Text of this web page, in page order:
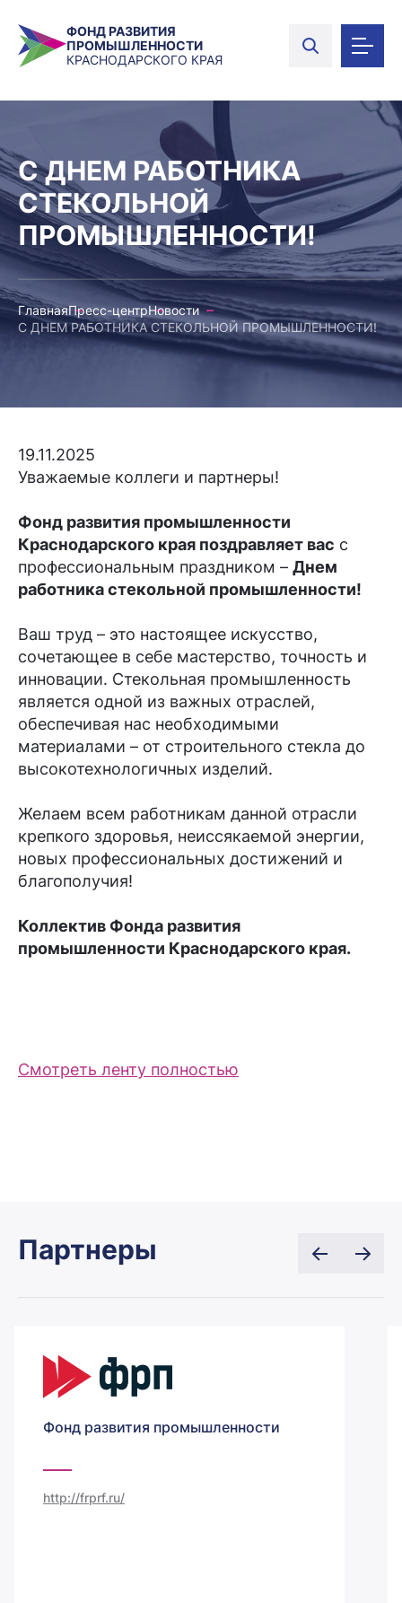
ФОНД РАЗВИТИЯ
ПРОМЫШЛЕННОСТИ
КРАСНОДАРСКОГО КРАЯ
С ДНЕМ РАБОТНИКА
СТЕКОЛЬНОЙ
ПРОМЫШЛЕННОСТИ!
ГлавнаяПресс-центрНовости
С ДНЕМ РАБОТНИКА СТЕКОЛЬНОЙ ПРОМЫШЛЕННОСТИ!
19.11.2025
Уважаемые коллеги и партнеры!
Фонд развития промышленности
Краснодарского края поздравляет вас с
профессиональным праздником – Днем
работника стекольной промышленности!
Ваш труд – это настоящее искусство,
сочетающее в себе мастерство, точность и
инновации. Стекольная промышленность
является одной из важных отраслей,
обеспечивая нас необходимыми
материалами – от строительного стекла до
высокотехнологичных изделий.
Желаем всем работникам данной отрасли
крепкого здоровья, неиссякаемой энергии,
новых профессиональных достижений и
благополучия!
Коллектив Фонда развития
промышленности Краснодарского края.
Смотреть ленту полностью
Партнеры
Фонд развития промышленности
http://frprf.ru/